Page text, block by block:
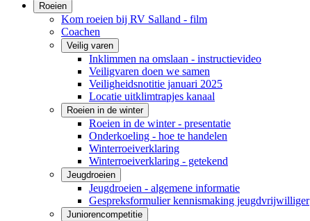
Roeien
Kom roeien bij RV Salland - film
Coachen
Veilig varen
Inklimmen na omslaan - instructievideo
Veiligvaren doen we samen
Veiligheidsnotitie januari 2025
Locatie uitklimtrapjes kanaal
Roeien in de winter
Roeien in de winter - presentatie
Onderkoeling - hoe te handelen
Winterroeiverklaring
Winterroeiverklaring - getekend
Jeugdroeien
Jeugdroeien - algemene informatie
Gespreksformulier kennismaking jeugdvrijwilliger
Juniorencompetitie